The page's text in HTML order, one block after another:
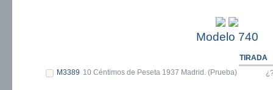
Modelo 740
TIRADA
M3389 10 Céntimos de Peseta 1937 Madrid. (Prueba)